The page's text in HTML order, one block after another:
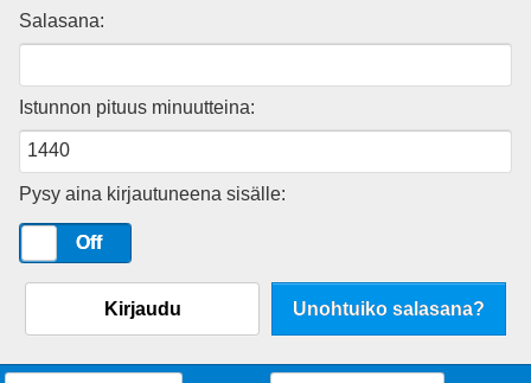
Salasana:
Istunnon pituus minuutteina:
Pysy aina kirjautuneena sisälle:
Off
Kirjaudu Unohtuiko salasana?